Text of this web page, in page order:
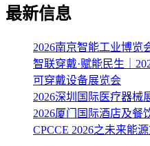
最新信息
2026南京智能工业博览
智联穿戴·赋能民生｜
可穿戴设备展览会
2026深圳国际医疗器械
2026厦门国际酒店及餐
CPCCE 2026之未来能